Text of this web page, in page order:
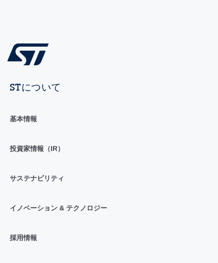
STについて
基本情報
投資家情報（IR）
サステナビリティ
イノベーション & テクノロジー
採用情報